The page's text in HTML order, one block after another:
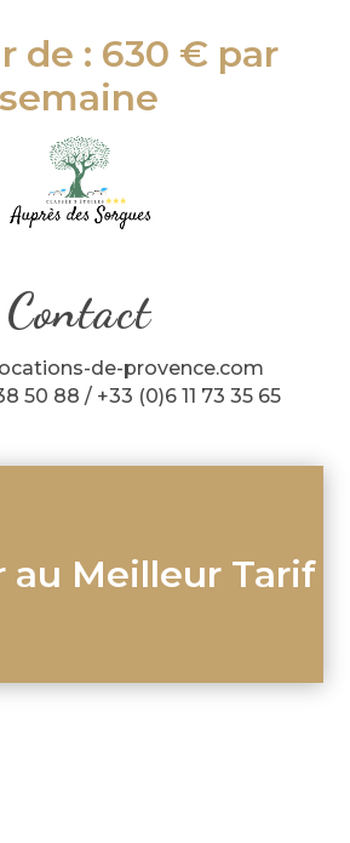
de : 630 € par
semaine
Contact
de-provence.com
50 88 / +33 (0)6 11 73 35 65
au Meilleur Tarif